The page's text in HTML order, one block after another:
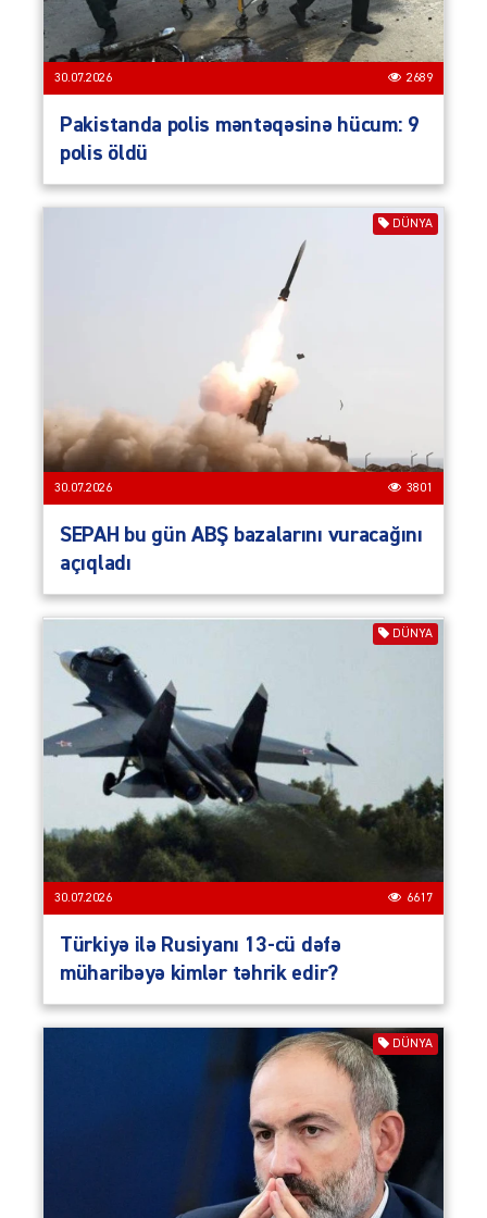
30.07.2026 2689
Pakistanda polis məntəqəsinə hücum: 9
polis öldü
DÜNYA
30.07.2026 3801
SEPAH bu gün ABŞ bazalarını vuracağını
açıqladı
DÜNYA
30.07.2026 6617
Türkiyə ilə Rusiyanı 13-cü dəfə
müharibəyə kimlər təhrik edir?
DÜNYA